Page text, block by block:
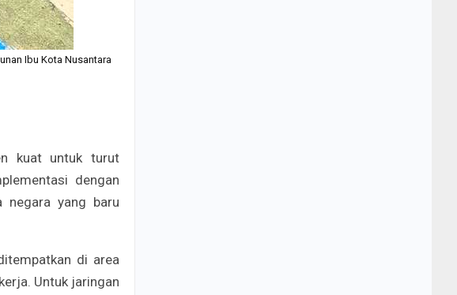
Ibu Kota Nusantara
kuat untuk turut
dengan
negara yang baru
di area
Untuk jaringan